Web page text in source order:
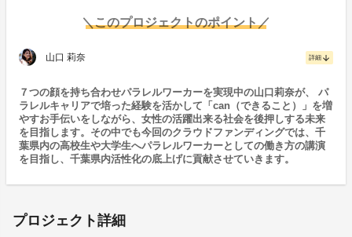
＼このプロジェクトのポイント／
山口 莉奈 詳細 arrow_downward
７つの顔を持ち合わせパラレルワーカーを実現中の山口莉奈が、 パ
ラレルキャリアで培った経験を活かして「can（できること）」を増
やすお手伝いをしながら、女性の活躍出来る社会を後押しする未来
を目指します。その中でも今回のクラウドファンディングでは、千
葉県内の高校生や大学生へパラレルワーカーとしての働き方の講演
を目指し、千葉県内活性化の底上げに貢献させていきます。
プロジェクト詳細